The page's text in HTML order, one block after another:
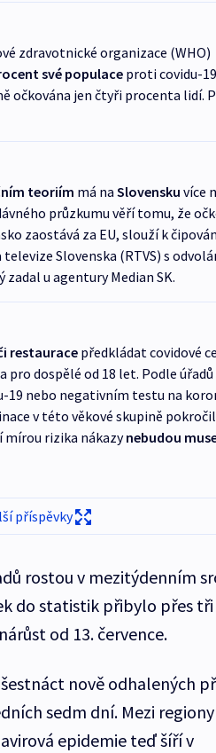
zdravotnické organizace (WHO)
své populaceproti covidu-
očkována jen čtyři procenta lidí.
teoriím má na Slovensku více
průzkumu věří tomu, že
zaostává za EU, slouží k
Slovenska (RTVS) s
u agentury Median SK.
restauracepředkládat covidové
dospělé od 18 let. Podle úřadů
19 nebo negativním testu na
v této věkové skupině
mírou rizika nákazynebudou
příspěvky
rostou v mezitýdenním
do statistik přibylo přes
od 13. července.
nově odhalených
sedm dní. Mezi
epidemie teď šíří v